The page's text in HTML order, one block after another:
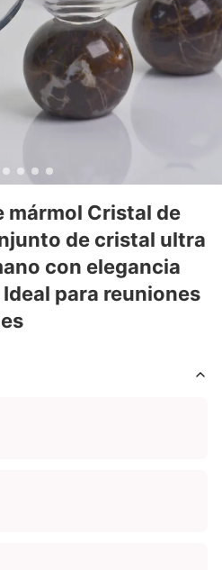
mármol Cristal de
de cristal ultra
con elegancia
para reuniones